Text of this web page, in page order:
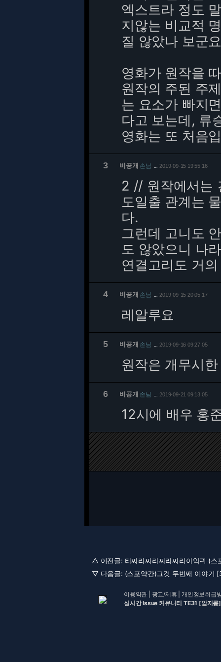
엑스트라 정도
지않는 비교적
질 않았나 보군
영화가 원작을
원작의 주된 주
는 요소가 빠지
다고 보는데, 류
영화는 또 처음
3 비공개 손님 2019-09-15 19:55:16
2 // 원작에서는
도일출 관계는
다.
그런데 고니도
도 않았으니 나
연결고리도 거
4 비공개 손님 2019-09-15 20:05:17
레알루요
5 비공개 손님 2019-09-16 09:27:05
원작은 개무시
6 비공개 손님 2019-09-21 09:13:05
12시에 배우 홍
△ 이전글: 타짜라짜라짜라짜라아악귀 (
▽ 다음글: (스포약간)그것 두번째 이야기
이용약관 광고/제휴 |개인정보취급
실시간 Issue 커뮤니티 TE31 [알지